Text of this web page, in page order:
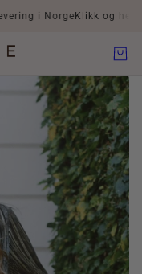
i NorgeKlikk og hent i